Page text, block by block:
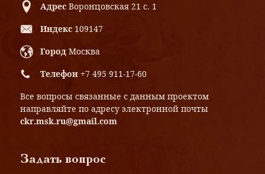
Адрес Воронцовская 21 с. 1
Индекс 109147
Город Москва
Телефон +7 495 911-17-60
Все вопросы связанные с данным проектом
направляйте по адресу электронной почты
ckr.msk.ru@gmail.com
Задать вопрос